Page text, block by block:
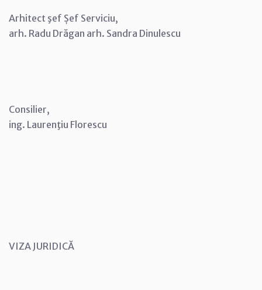
Arhitect şef Șef Serviciu,
arh. Radu Drăgan arh. Sandra Dinulescu
Consilier,
ing. Laurenţiu Florescu
VIZA JURIDICĂ